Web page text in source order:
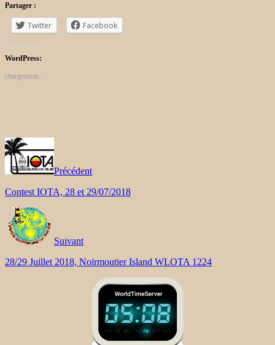
Partager :
Twitter Facebook
WordPress:
chargement…
Précédent
Contest IOTA, 28 et 29/07/2018
Suivant
28/29 Juillet 2018, Noirmoutier Island WLOTA 1224